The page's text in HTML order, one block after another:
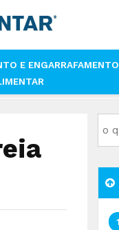
E ENGARRAFAMENTO